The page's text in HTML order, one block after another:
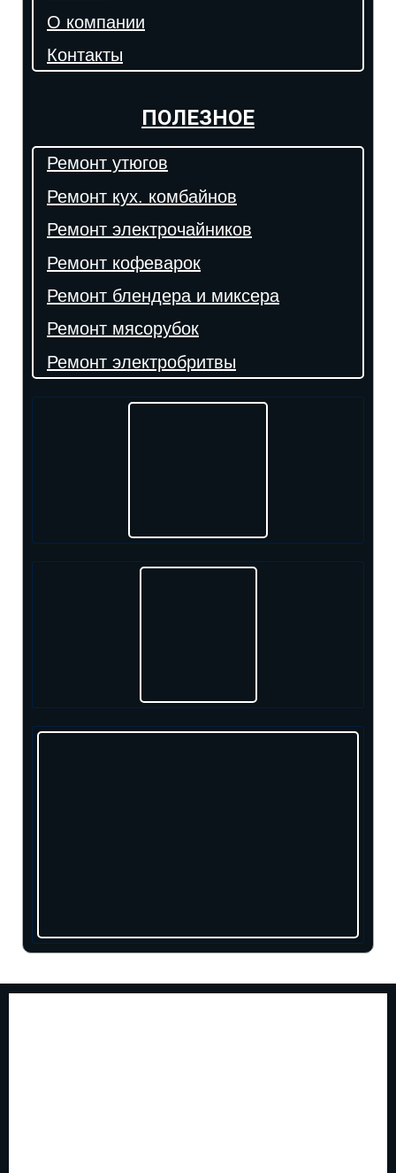
О компании
Контакты
ПОЛЕЗНОЕ
Ремонт утюгов
Ремонт кух. комбайнов
Ремонт электрочайников
Ремонт кофеварок
Ремонт блендера и миксера
Ремонт мясорубок
Ремонт электробритвы